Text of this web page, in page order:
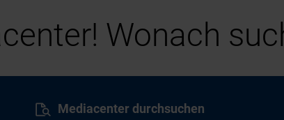
Wonach
Mediacenter durchsuchen